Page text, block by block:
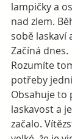
lampičky a
nad zlem.
sobě laskaví
Začíná dnes.
Rozumíte
potřeby
Obsahuje to
laskavost a
začalo.